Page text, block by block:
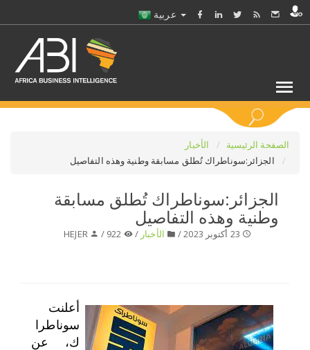
اختر بلدا/بلدان
الصفحة الرئيسية
الأخبار
الجزائر:سوناطراك تُطلق مسابقة وطنية وهذه التفاصيل
الجزائر:سوناطراك تُطلق مسابقة
وطنية وهذه التفاصيل
الأخبار /
HEJER
أعلنت
سوناطرا
ك، عن